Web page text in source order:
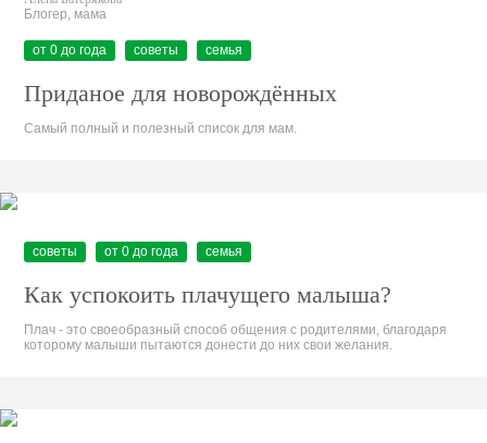
Блогер, мама
от 0 до года советы семья
Приданое для новорождённых
Самый полный и полезный список для мам.
советы от 0 до года семья
Как успокоить плачущего малыша?
Плач - это своеобразный способ общения с родителями, благодаря
которому малыши пытаются донести до них свои желания.